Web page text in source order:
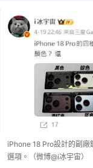
iPhone 18 Pro設計的副廠
選項。（微博@i冰宇宙）